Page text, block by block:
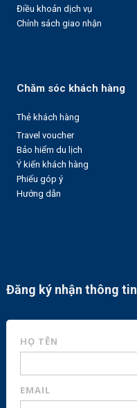
Điều khoản dịch vụ
Chính sách giao nhận
Chăm sóc khách hàng
Thẻ khách hàng
Travel voucher
Bảo hiểm du lịch
Ý kiến khách hàng
Phiếu góp ý
Hướng dẫn
Đăng ký nhận thông tin
HỌ TÊN
EMAIL